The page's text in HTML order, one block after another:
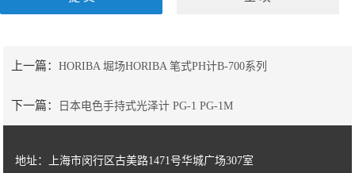
上一篇：HORIBA 堀场HORIBA 笔式PH计B-700系列
下一篇： 日本电色手持式光泽计 PG-1 PG-1M
地址：上海市闵行区古美路1471号华城广场307室